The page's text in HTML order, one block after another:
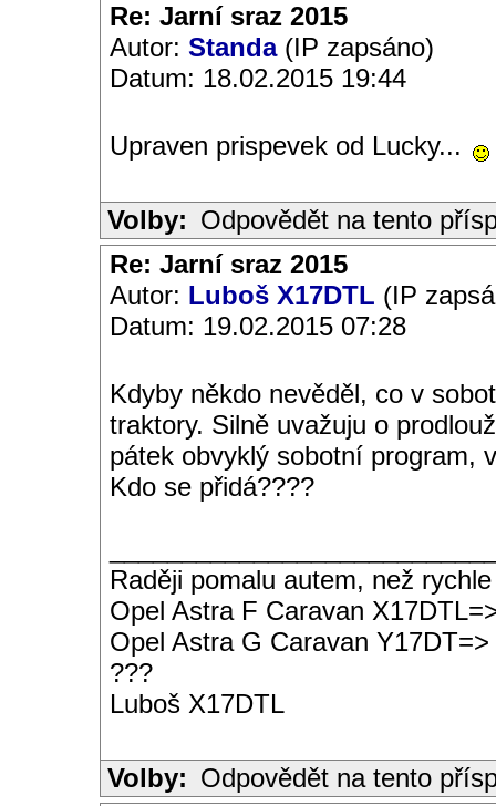
Re: Jarní sraz 2015
Autor: Standa(IP zapsáno)
Datum: 18.02.2015 19:44
Upraven prispevek od Lucky...
Volby: Odpovědět na tento
Re: Jarní sraz 2015
Autor: Luboš X17DTL (IP
Datum: 19.02.2015 07:28
Kdyby někdo nevěděl, co v
traktory. Silně uvažuju o
pátek obvyklý sobotní program,
Kdo se přidá????
Raději pomalu autem, než
Opel Astra F Caravan
Opel Astra G Caravan Y17DT=>
???
Luboš X17DTL
Volby: Odpovědět na tento